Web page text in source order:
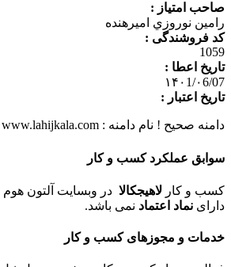
صاحب امتیاز :
رامين نوروزي اميرهنده
کد فروشندگی :
1059
تاریخ اعطا :
۱۴۰1/۰6/07
تاریخ اعتبار :
دامنه صحیح ! نام دامنه : www.lahijkala.com
سوابق عملكرد كسب و كار
کسب و کار لاهیجکالا در وبسایت آلتون
دارای نماد اعتماد نمی باشد.
خدمات و مجوزهای کسب و کار